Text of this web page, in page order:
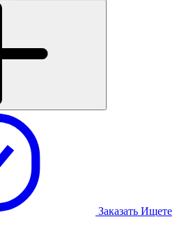
Заказать Ищете